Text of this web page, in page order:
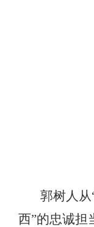
郭树人
西”的忠诚担